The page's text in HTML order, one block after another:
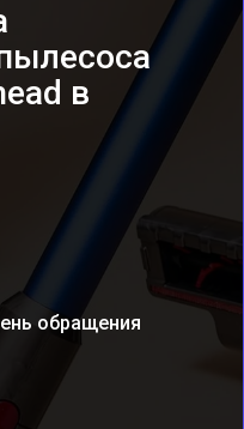
в
обращения